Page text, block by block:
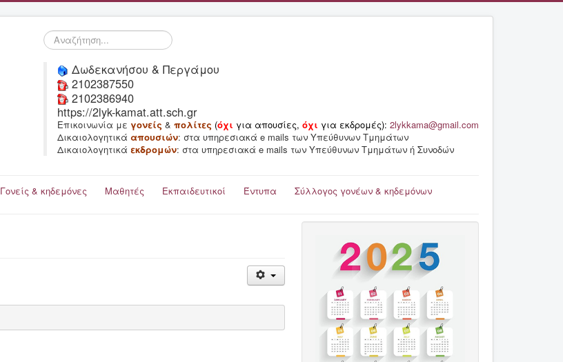
Αναζήτηση...
Δωδεκανήσου & Περγάμου
2102387550
2102386940
https://2lyk-kamat.att.sch.gr
Επικοινωνία με γονείς & πολίτες (όχι για απουσίες, όχι για εκδρομές): 2lykkama@gmail.com
Δικαιολογητικά απουσιών: στα υπηρεσιακά e mails των Υπεύθυνων Τμημάτων
Δικαιολογητικά εκδρομών: στα υπηρεσιακά e mails των Υπεύθυνων Τμημάτων ή Συνοδών
Γονείς & κηδεμόνες Μαθητές Εκπαιδευτικοί Έντυπα Σύλλογος γονέων & κηδεμόνων